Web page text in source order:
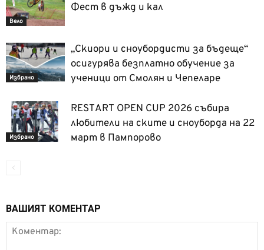
Вело
Фест в дъжд и кал
Избрано
„Скиори и сноубордисти за бъдеще“
осигурява безплатно обучение за
ученици от Смолян и Чепеларе
Избрано
RESTART OPEN CUP 2026 събира
любители на ските и сноуборда на 22
март в Пампорово
ВАШИЯТ КОМЕНТАР